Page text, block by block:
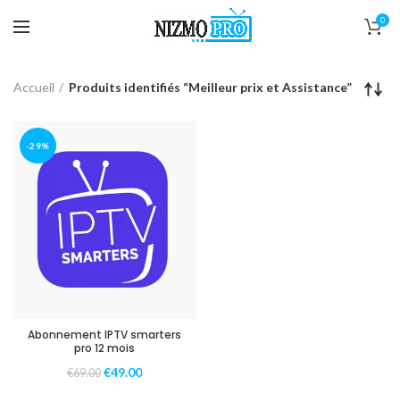
0
Accueil Produits identifiés “Meilleur prix et Assistance”
-29%
Abonnement IPTV smarters
pro 12 mois
€69.00 €49.00